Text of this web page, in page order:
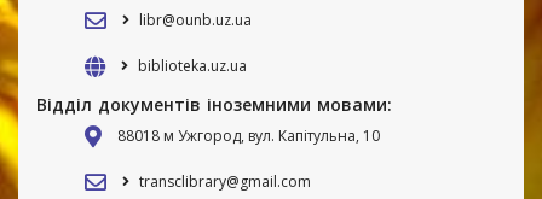
libr@ounb.uz.ua
biblioteka.uz.ua
Відділ документів іноземними мовами:
88018 м Ужгород, вул. Капітульна, 10
transclibrary@gmail.com